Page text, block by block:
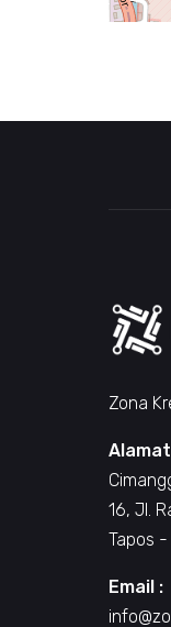
Zona
16, Jl.
Tapos
Email :